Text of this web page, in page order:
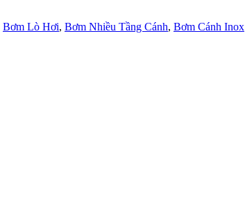
Bơm Lò Hơi, Bơm Nhiều Tầng Cánh, Bơm Cánh Inox